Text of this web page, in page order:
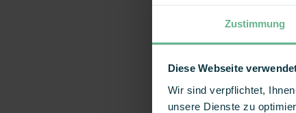
Zustimmung
Diese Webseite
Wir sind verpflichtet,
unsere Dienste zu